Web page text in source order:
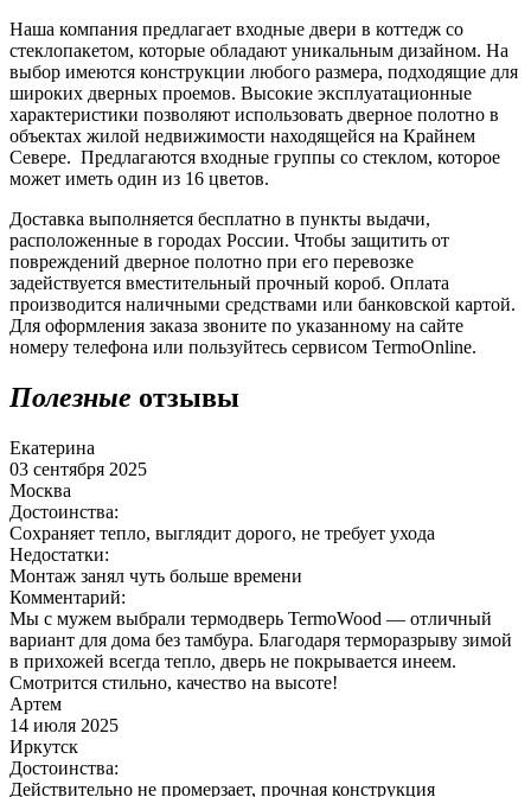
Наша компания предлагает входные двери в коттедж со
стеклопакетом, которые обладают уникальным дизайном. На
выбор имеются конструкции любого размера, подходящие для
широких дверных проемов. Высокие эксплуатационные
характеристики позволяют использовать дверное полотно в
объектах жилой недвижимости находящейся на Крайнем
Севере. Предлагаются входные группы со стеклом, которое
может иметь один из 16 цветов.
Доставка выполняется бесплатно в пункты выдачи,
расположенные в городах России. Чтобы защитить от
повреждений дверное полотно при его перевозке
задействуется вместительный прочный короб. Оплата
производится наличными средствами или банковской картой.
Для оформления заказа звоните по указанному на сайте
номеру телефона или пользуйтесь сервисом TermoOnline.
Полезные отзывы
Екатерина
03 сентября 2025
Москва
Достоинства:
Сохраняет тепло, выглядит дорого, не требует ухода
Недостатки:
Монтаж занял чуть больше времени
Комментарий:
Мы с мужем выбрали термодверь TermoWood — отличный
вариант для дома без тамбура. Благодаря терморазрыву зимой
в прихожей всегда тепло, дверь не покрывается инеем.
Смотрится стильно, качество на высоте!
Артем
14 июля 2025
Иркутск
Достоинства:
Действительно не промерзает, прочная конструкция